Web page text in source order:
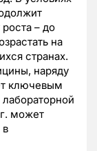
– до
на
странах.
наряду
ключевым
может
в